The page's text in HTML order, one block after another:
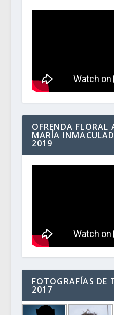
OFRENDA FLORAL
MARÍA
2019
FOTOGRAFÍAS DE
2017